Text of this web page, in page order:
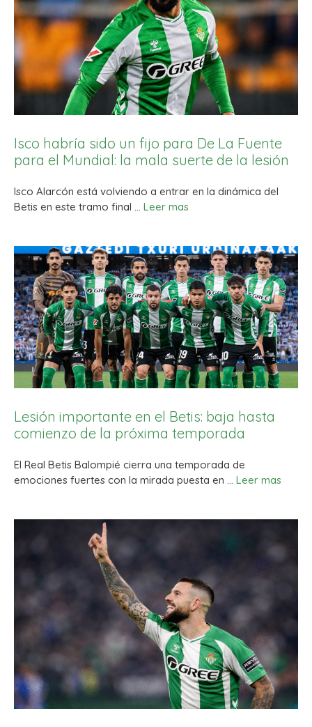
Isco habría sido un fijo para De La Fuente
para el Mundial: la mala suerte de la lesión
Isco Alarcón está volviendo a entrar en la dinámica del
Betis en este tramo final … Leer mas
Lesión importante en el Betis: baja hasta
comienzo de la próxima temporada
El Real Betis Balompié cierra una temporada de
emociones fuertes con la mirada puesta en … Leer mas